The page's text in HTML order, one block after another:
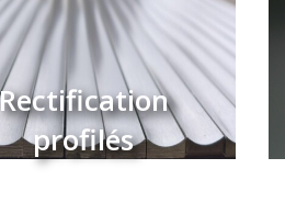
profilés
la bonne forme à la
pièce.
profilés